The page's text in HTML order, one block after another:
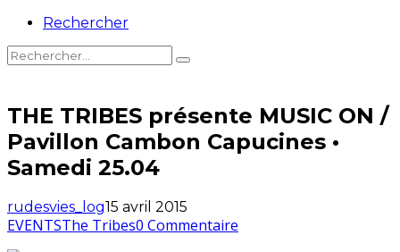
Rechercher
THE TRIBES présente MUSIC ON /
Pavillon Cambon Capucines •
Samedi 25.04
rudesvies_log15 avril 2015
EVENTSThe Tribes0 Commentaire